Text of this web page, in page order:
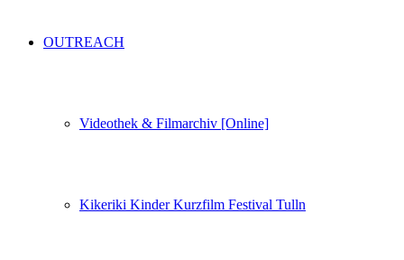
OUTREACH
Videothek & Filmarchiv [Online]
Kikeriki Kinder Kurzfilm Festival Tulln